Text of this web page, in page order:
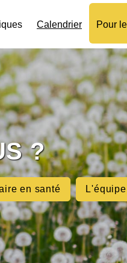
Calendrier Pour
?
en santé L'équipe